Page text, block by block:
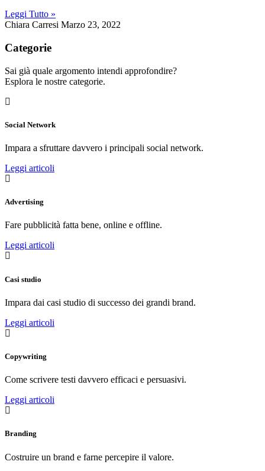
Leggi Tutto »
Chiara Carresi Marzo 23, 2022
Categorie
Sai già quale argomento intendi approfondire?
Esplora le nostre categorie.
Social Network
Impara a sfruttare davvero i principali social network.
Leggi articoli
Advertising
Fare pubblicità fatta bene, online e offline.
Leggi articoli
Casi studio
Impara dai casi studio di successo dei grandi brand.
Leggi articoli
Copywriting
Come scrivere testi davvero efficaci e persuasivi.
Leggi articoli
Branding
Costruire un brand e farne percepire il valore.